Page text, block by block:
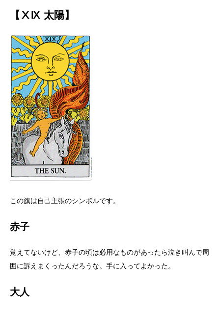
【ⅩⅨ 太陽】
この旗は自己主張のシンボルです。
赤子
覚えてないけど、赤子の頃は必用なものがあったら泣き叫んで周
囲に訴えまくったんだろうな。手に入ってよかった。
大人